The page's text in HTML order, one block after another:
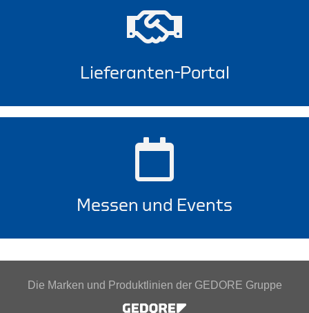
Lieferanten-Portal
Messen und Events
Die Marken und Produktlinien der GEDORE Gruppe